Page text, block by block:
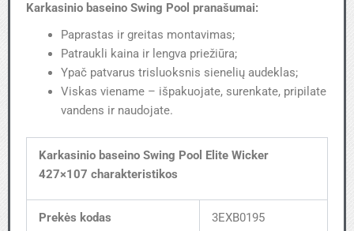
Karkasinio baseino Swing Pool pranašumai:
Paprastas ir greitas montavimas;
Patraukli kaina ir lengva priežiūra;
Ypač patvarus trisluoksnis sienelių audeklas;
Viskas viename – išpakuojate, surenkate, pripilate
vandens ir naudojate.
Karkasinio baseino Swing Pool Elite Wicker
427×107 charakteristikos
Prekės kodas 3EXB0195